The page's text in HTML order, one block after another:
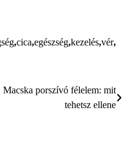
,cica,egészség,kezelés,vér,
Macska porszívó félelem: mit
tehetsz ellene